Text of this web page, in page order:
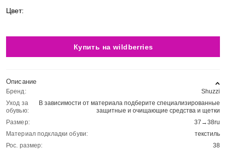
Цвет:
Купить на wildberries
Описание
Бренд:
Shuzzi
Уход за
обувью:
В зависимости от материала подберите специализированные
защитные и очищающие средства и щетки
Размер:
37→38ru
Материал подкладки обуви:
текстиль
Рос. размер:
38